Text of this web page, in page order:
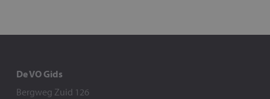
De VO Gids
Bergweg Zuid 126